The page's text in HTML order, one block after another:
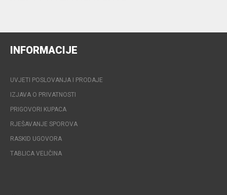
INFORMACIJE
UVJETI POSLOVANJA I PRODAJE
IZJAVA O PRIVATNOSTI
PRIGOVORI KUPACA
RJEŠAVANJE SPOROVA
RASKID UGOVORA
TABLICA VELIČINA